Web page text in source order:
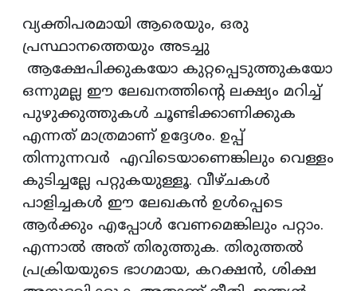
വ്യക്തിപരമായി ആരെയും, ഒരു
പ്രസ്ഥാനത്തെയും അടച്ചു
ആക്ഷേപിക്കുകയോ കുറ്റപ്പെടുത്തുകയോ
ഒന്നുമല്ല ഈ ലേഖനത്തിന്റെ ലക്ഷ്യം മറിച്ച്
പുഴുക്കുത്തുകൾ ചൂണ്ടിക്കാണിക്കുക
എന്നത് മാത്രമാണ് ഉദ്ദേശം. ഉപ്പ്
തിന്നുന്നവർ എവിടെയാണെങ്കിലും വെള്ളം
കുടിച്ചല്ലേ പറ്റുകയുള്ളൂ. വീഴ്ചകൾ
പാളിച്ചകൾ ഈ ലേഖകൻ ഉൾപ്പെടെ
ആർക്കും എപ്പോൾ വേണമെങ്കിലും പറ്റാം.
എന്നാൽ അത് തിരുത്തുക. തിരുത്തൽ
പ്രക്രിയയുടെ ഭാഗമായ, കറക്ഷൻ, ശിക്ഷ